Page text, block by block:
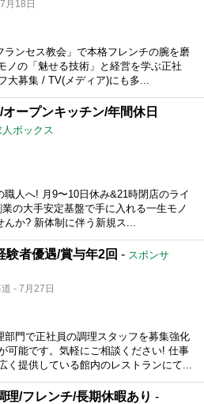
月18日
ランセス教会」で本格フレンチの腕を磨
ノの「魅せる技術」と経営を学ぶ正社
大募集 / TV(メディア)にも多...
ープンキッチン/年間休日
ボックス
職人へ! 月9〜10日休み&21時閉店のライ
の大手安定基盤で手に入れる一生モノ
か? 新体制に伴う新規ス...
験者優遇/賞与年2回 - スポンサ
- 7月27日
部門で正社員の調理スタッフを募集強化
可能です。気軽にご相談ください! 仕事
く提供している館内のレストランにて...
/フレンチ/長期休暇あり -